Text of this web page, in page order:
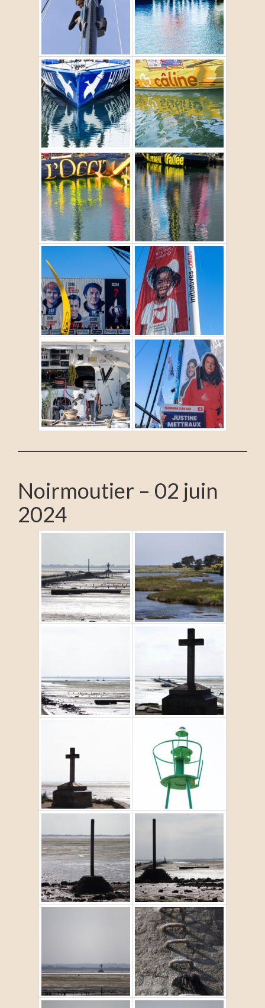
Noirmoutier – 02 juin
2024